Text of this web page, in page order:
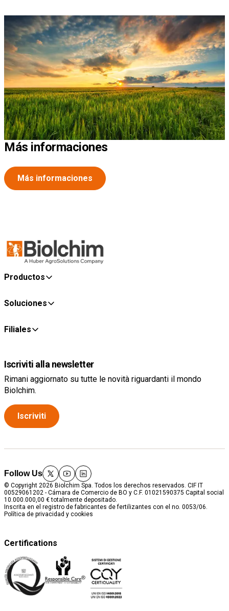
Más informaciones
Más informaciones
Productos
Soluciones
Filiales
Iscriviti alla newsletter
Rimani aggiornato su tutte le novità riguardanti il mondo
Biolchim.
Iscriviti
Follow Us
twitteryoutubelinkedin
© Copyright 2026 Biolchim Spa. Todos los derechos reservados. CIF IT
00529061202 - Cámara de Comercio de BO y C.F. 01021590375 Capital social
10.000.000,00 € totalmente depositado.
Inscrita en el registro de fabricantes de fertilizantes con el no. 0053/06.
Política de privacidad y cookies
Certifications